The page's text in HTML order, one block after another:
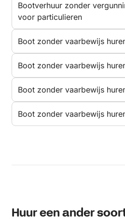
Bootverhuur zonder
voor particulieren
Boot zonder vaarbewijs
Boot zonder vaarbewijs
Boot zonder vaarbewijs
Boot zonder vaarbewijs
Huur een ander